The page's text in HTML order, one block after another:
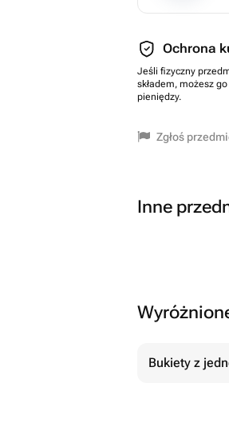
Ochrona
Jeśli fizyczny
składem, możesz
pieniędzy.
Zgłoś
Inne
Bukiety z